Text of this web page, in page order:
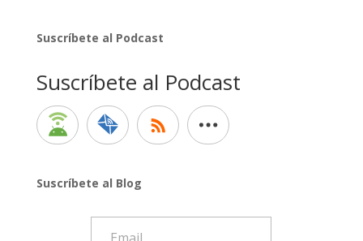
Suscríbete al Podcast
Suscríbete al Podcast
Suscríbete al Blog